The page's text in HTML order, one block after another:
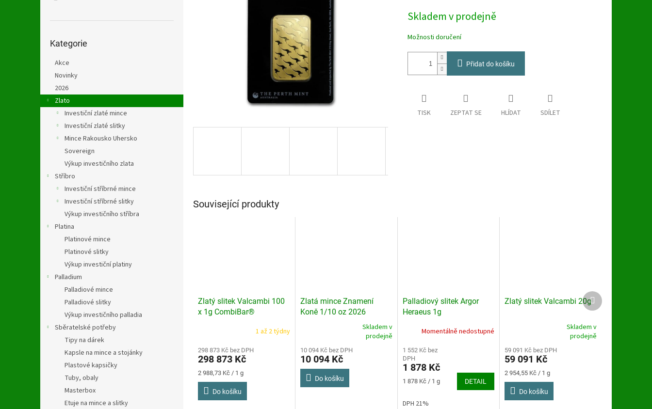
kategorie
Kategorie
Akce
Novinky
2026
Zlato
Investiční zlaté mince
Investiční zlaté slitky
Mince Rakousko Uhersko
Sovereign
Výkup investičního zlata
Stříbro
Investiční stříbrné mince
Investiční stříbrné slitky
Výkup investičního stříbra
Platina
Platinové mince
Platinové slitky
Výkup investiční platiny
Palladium
Palladiové mince
Palladiové slitky
Výkup investičního palladia
Sběratelské potřeby
Tipy na dárek
Kapsle na mince a stojánky
Plastové kapsičky
Tuby, obaly
Masterbox
Etuje na mince a slitky
Skladem v prodejně
Možnosti doručení
Přidat do košíku
TISK ZEPTAT SE HLÍDAT SDÍLET
Související produkty
Zlatý slitek Valcambi 100
x 1g CombiBar®
1 až 2 týdny
298 873 Kč bez DPH
298 873 Kč
Měrná
cena:
2 988,73 Kč / 1 g
Do košíku
Zlatá mince Znamení
Koně 1/10 oz 2026
produktu
je
5,0
5
Skladem v
prodejně
10 094 Kč bez DPH
10 094 Kč
Do košíku
Palladiový slitek Argor
Heraeus 1g
Momentálně nedostupné
1 552 Kč bez
DPH
1 878 Kč
Měrná
1 878 Kč / 1 g DETAIL
DPH 21%
Zlatý slitek Valcambi 20g
produktu
je
5,0
hvězdiček.
Skladem v
prodejně
59 091 Kč bez DPH
59 091 Kč
Měrná
cena:
2 954,55 Kč / 1 g
Do košíku
Další
produkt